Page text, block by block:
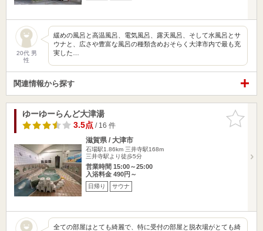
20代 男
性
緩めの風呂と高温風呂、電気風呂、露天風呂、そして水風呂とサ
ウナと、広さや豊富な風呂の種類含めおそらく大津市内で最も充
実した…
関連情報から探す
お気に入
りに追加
ゆーゆーらんど大津湯
3.5点/ 16 件
滋賀県 / 大津市
石場駅1.86km 三井寺駅168m
三井寺駅より徒歩5分
営業時間 15:00～25:00
入浴料金 490円～
日帰り サウナ
全ての部屋はとても綺麗で、特に受付の部屋と脱衣場がとても綺